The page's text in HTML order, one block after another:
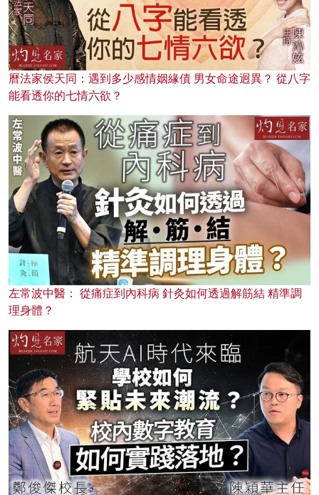
曆法家侯天同：遇到多少感情姻緣債 男女命途迥異？ 從八字
能看透你的七情六欲？
左常波中醫： 從痛症到內科病 針灸如何透過解筋結 精準調
理身體？